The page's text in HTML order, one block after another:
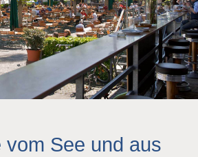
vom See und aus